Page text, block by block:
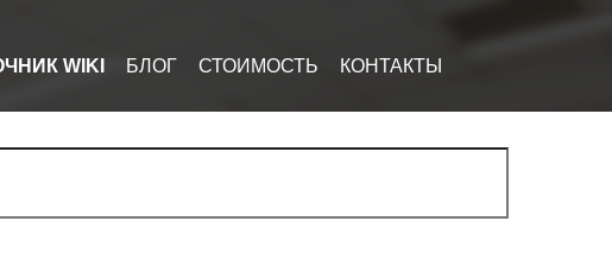
WIKI БЛОГ СТОИМОСТЬ КОНТАКТЫ